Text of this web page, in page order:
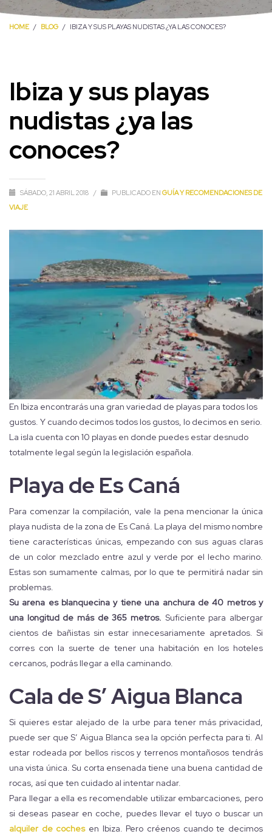
HOME BLOG IBIZA Y SUS PLAYAS NUDISTAS ¿YA LAS CONOCES?
Ibiza y sus playas
nudistas ¿ya las
conoces?
SÁBADO, 21 ABRIL 2018 / PUBLICADO EN GUÍA Y RECOMENDACIONES DE
VIAJE
En Ibiza encontrarás una gran variedad de playas para todos los
gustos. Y cuando decimos todos los gustos, lo decimos en serio.
La isla cuenta con 10 playas en donde puedes estar desnudo
totalmente legal según la legislación española.
Playa de Es Caná
Para comenzar la compilación, vale la pena mencionar la única
playa nudista de la zona de Es Caná. La playa del mismo nombre
tiene características únicas, empezando con sus aguas claras
de un color mezclado entre azul y verde por el lecho marino.
Estas son sumamente calmas, por lo que te permitirá nadar sin
problemas.
Su arena es blanquecina y tiene una anchura de 40 metros y
una longitud de más de 365 metros. Suficiente para albergar
cientos de bañistas sin estar innecesariamente apretados. Si
corres con la suerte de tener una habitación en los hoteles
cercanos, podrás llegar a ella caminando.
Cala de S’ Aigua Blanca
Si quieres estar alejado de la urbe para tener más privacidad,
puede ser que S’ Aigua Blanca sea la opción perfecta para ti. Al
estar rodeada por bellos riscos y terrenos montañosos tendrás
una vista única. Su corta ensenada tiene una buena cantidad de
rocas, así que ten cuidado al intentar nadar.
Para llegar a ella es recomendable utilizar embarcaciones, pero
si deseas pasear en coche, puedes llevar el tuyo o buscar un
alquiler de cochesen Ibiza. Pero créenos cuando te decimos